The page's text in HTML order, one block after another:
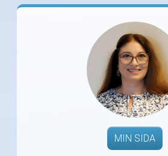
MIN SIDA